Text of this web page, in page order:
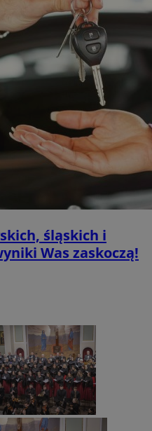
śląskich i
Was zaskoczą!